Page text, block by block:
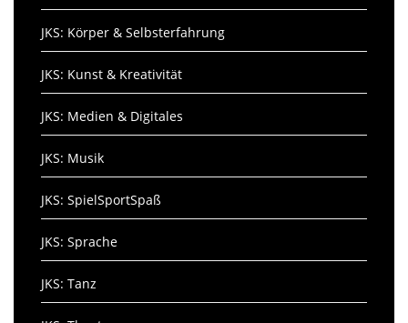
JKS: Körper & Selbsterfahrung
JKS: Kunst & Kreativität
JKS: Medien & Digitales
JKS: Musik
JKS: SpielSportSpaß
JKS: Sprache
JKS: Tanz